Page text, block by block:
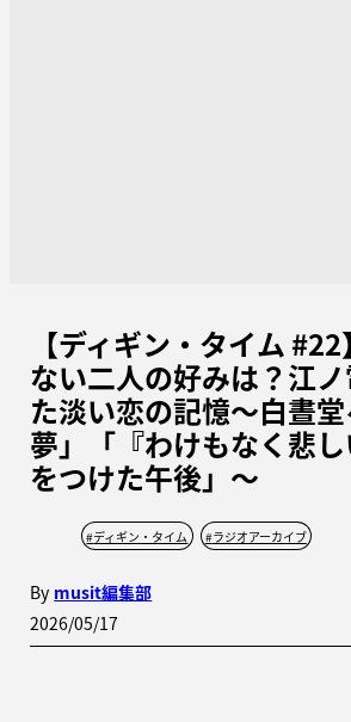
【ディギン・タイム
ない二人の好みは？江
た淡い恋の記憶〜白晝
夢」「『わけもなく悲
をつけた午後」〜
#ディギン・タイム #ラジオアーカイブ
By musit編集部
2026/05/17